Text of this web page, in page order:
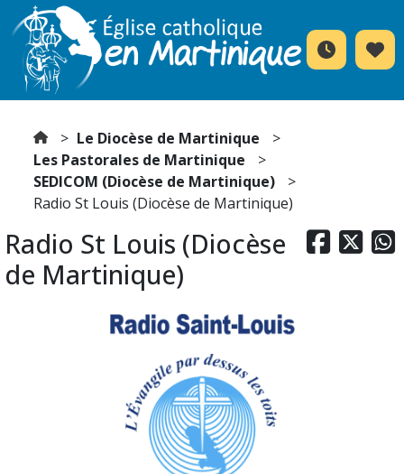
Le Diocèse de Martinique
Les Pastorales de Martinique
SEDICOM (Diocèse de Martinique)
Radio St Louis (Diocèse de Martinique)
  
Radio St Louis (Diocèse
de Martinique)